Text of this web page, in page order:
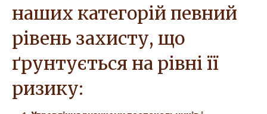
наших категорій певний
рівень захисту, що
ґрунтується на рівні її
ризику: